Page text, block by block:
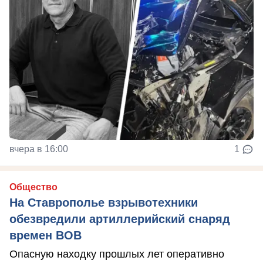
вчера в 16:00 1
Общество
На Ставрополье взрывотехники
обезвредили артиллерийский снаряд
времен ВОВ
Опасную находку прошлых лет оперативно